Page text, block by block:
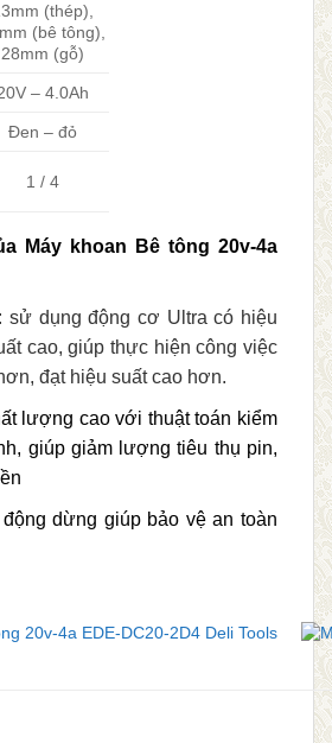
(thép),
(bê tông),
28mm (gỗ)
– 4.0Ah
Đen – đỏ
1 / 4
Máy khoan Bê tông 20v-4a
sử dụng động cơ Ultra có hiệu
cao, giúp thực hiện công việc
đạt hiệu suất cao hơn.
lượng cao với thuật toán kiểm
giúp giảm lượng tiêu thụ pin,
dừng giúp bảo vệ an toàn